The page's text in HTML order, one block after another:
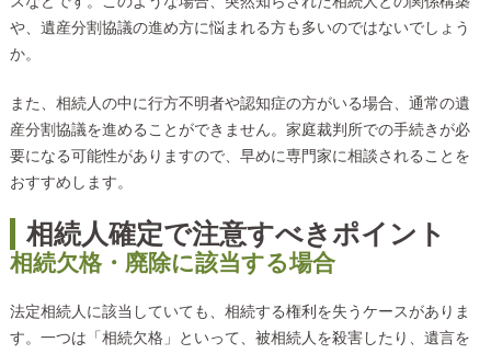
や、遺産分割協議の進め方に悩まれる方も多いのではないでしょう
か。
また、相続人の中に行方不明者や認知症の方がいる場合、通常の遺
産分割協議を進めることができません。家庭裁判所での手続きが必
要になる可能性がありますので、早めに専門家に相談されることを
おすすめします。
相続人確定で注意すべきポイント
相続欠格・廃除に該当する場合
法定相続人に該当していても、相続する権利を失うケースがありま
す。一つは「相続欠格」といって、被相続人を殺害したり、遺言を